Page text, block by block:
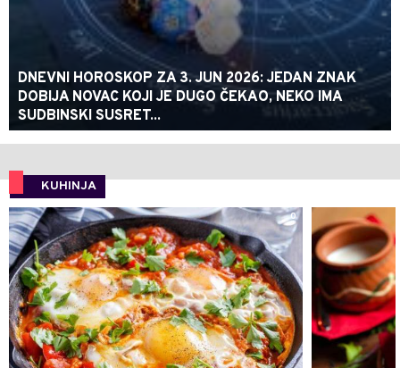
DNEVNI HOROSKOP ZA 3. JUN 2026: JEDAN ZNAK
DOBIJA NOVAC KOJI JE DUGO ČEKAO, NEKO IMA
SUDBINSKI SUSRET...
KUHINJA
0